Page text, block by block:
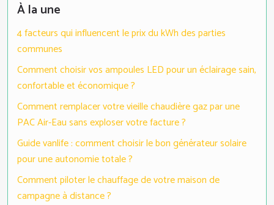
À la une
4 facteurs qui influencent le prix du kWh des parties
communes
Comment choisir vos ampoules LED pour un éclairage sain,
confortable et économique ?
Comment remplacer votre vieille chaudière gaz par une
PAC Air-Eau sans exploser votre facture ?
Guide vanlife : comment choisir le bon générateur solaire
pour une autonomie totale ?
Comment piloter le chauffage de votre maison de
campagne à distance ?